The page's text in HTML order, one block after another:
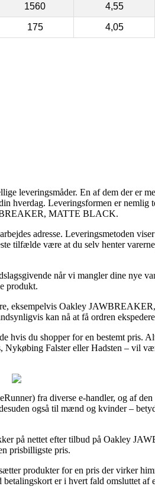
1560 4,55
175 4,05
leveringsmåder. En af dem der er
hverdag. Leveringsformen er nemlig
MATTE BLACK.
adresse. Leveringsmetoden
tilfælde være at du selv henter
når vi mangler dine nye
produkt.
eksempelvis Oakley
kan nå at få ordren
hvis du shopper for en bestemt pris.
Falster eller Hadsten – vil
fra diverse e-handler, og af
også til mænd og kvinder –
på nettet efter tilbud på Oakley
prisbilligste pris.
produkter for en pris der virker
er i hvert fald omsluttet